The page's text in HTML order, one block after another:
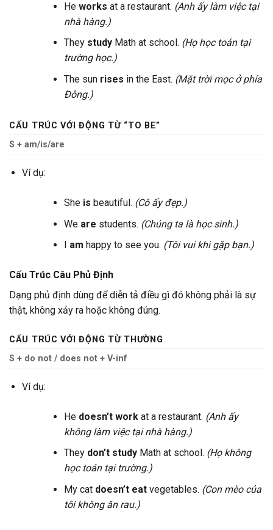
He works at a restaurant. (Anh ấy làm việc tại
nhà hàng.)
They studyMath at school. (Họ học toán tại
trường học.)
The sun rises in the East. (Mặt trời mọc ở phía
Đông.)
CẤU TRÚC VỚI ĐỘNG TỪ “TO BE”
S + am/is/are
Ví dụ:
She is beautiful. (Cô ấy đẹp.)
We are students. (Chúng ta là học sinh.)
I am happy to see you. (Tôi vui khi gặp bạn.)
Cấu Trúc Câu Phủ Định
Dạng phủ định dùng để diễn tả điều gì đó không phải là sự
thật, không xảy ra hoặc không đúng.
CẤU TRÚC VỚI ĐỘNG TỪ THƯỜNG
S + do not / does not + V-inf
Ví dụ:
He doesn’t workat a restaurant. (Anh ấy
không làm việc tại nhà hàng.)
They don’t studyMath at school. (Họ không
học toán tại trường.)
My cat doesn’t eatvegetables. (Con mèo của
tôi không ăn rau.)